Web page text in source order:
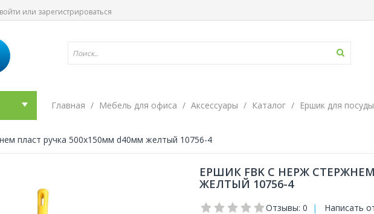
войти или зарегистрироваться
Главная Мебель для офиса Аксессуары Каталог Ершик для посуды
пласт ручка 500x150мм d40мм желтый 10756-4
ЕРШИК FBK С НЕРЖ
ЖЕЛТЫЙ 10756-4
Отзывы: 0 | Написать